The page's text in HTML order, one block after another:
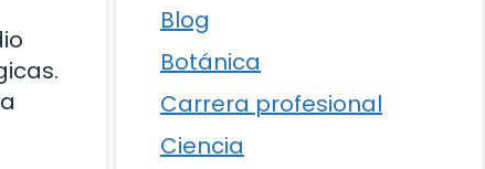
Blog
Botánica
Carrera profesional
Ciencia